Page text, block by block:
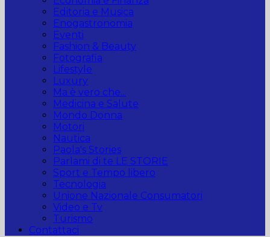
Editoria e Musica
Enogastronomia
Eventi
Fashion & Beauty
Fotografia
Lifestyle
Luxury
Ma è vero che...
Medicina e Salute
Mondo Donna
Motori
Nautica
Paola's Stories
Parlami di te LE STORIE
Sport e Tempo libero
Tecnologia
Unione Nazionale Consumatori
Video e Tv
Turismo
Contattaci